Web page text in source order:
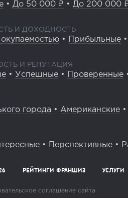
• До 50 000 ₽ • До 200 000
И ДОХОДНОСТЬ
• Прибыльные •
И РЕПУТАЦИЯ
• Успешные • Проверенные
города • Американские •
• Перспективные •
РЕЙТИНГИ ФРАНШИЗ УСЛУГИ
соглашение сайта